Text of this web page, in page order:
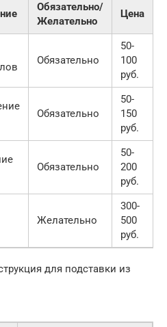
Обязательно/
Желательно
Цена
Обязательно
50-
100
руб.
Обязательно
50-
150
руб.
Обязательно
50-
200
руб.
Желательно
300-
500
руб.
для подставки из